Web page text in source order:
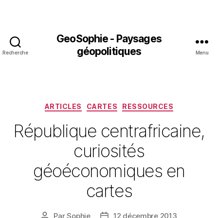
Recherche
GeoSophie - Paysages
géopolitiques
Menu
Catégories
ARTICLES CARTES RESSOURCES
République centrafricaine,
curiosités
géoéconomiques en
cartes
Auteur
ParSophie
Date12 décembre 2013